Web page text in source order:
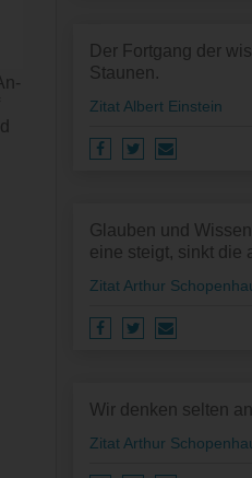
Der Fortgang der
Staunen.
Zitat Albert Einstein
Glauben und
eine steigt, sinkt die
Zitat Arthur
Wir denken selten
Zitat Arthur